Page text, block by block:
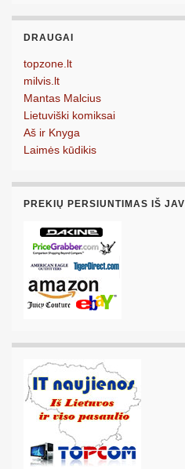
DRAUGAI
topzone.lt
milvis.lt
Mantas Malcius
Lietuviški komiksai
Aš ir Knyga
Laimės kūdikis
PREKIŲ PERSIUNTIMAS IŠ JAV